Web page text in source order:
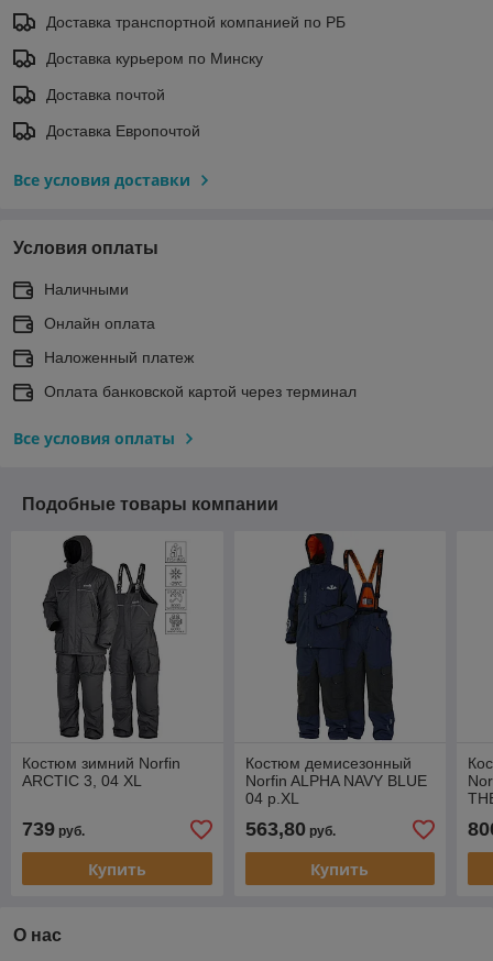
Доставка транспортной компанией по РБ
Доставка курьером по Минску
Доставка почтой
Доставка Европочтой
Все условия доставки
Условия оплаты
Наличными
Онлайн оплата
Наложенный платеж
Оплата банковской картой через терминал
Все условия оплаты
Подобные товары компании
Костюм зимний Norfin
ARCTIC 3, 04 XL
739 руб.
Купить
Костюм демисезонный
Norfin ALPHA NAVY BLUE
04 р.XL
563,80руб.
Купить
О нас